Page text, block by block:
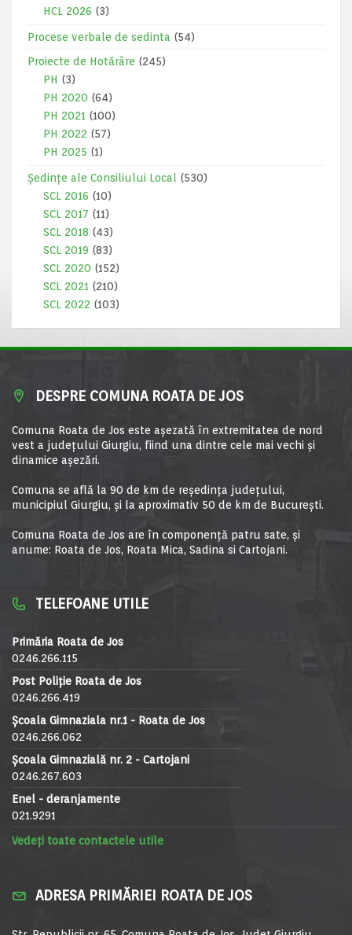
HCL 2026 (3)
Procese verbale de sedinta (54)
Proiecte de Hotărâre (245)
PH (3)
PH 2020 (64)
PH 2021 (100)
PH 2022 (57)
PH 2025 (1)
Ședințe ale Consiliului Local
(530)
SCL 2016 (10)
SCL 2017 (11)
SCL 2018 (43)
SCL 2019 (83)
SCL 2020 (152)
SCL 2021 (210)
SCL 2022 (103)
DESPRE COMUNA ROATA DE JOS
Comuna Roata de Jos este aşezată în extremitatea de nord
vest a judeţului Giurgiu, fiind una dintre cele mai vechi şi
dinamice aşezări.
Comuna se află la 90 de km de reşedinţa judeţului,
municipiul Giurgiu, şi la aproximativ 50 de km de Bucureşti.
Comuna Roata de Jos are în componență patru sate, și
anume: Roata de Jos, Roata Mica, Sadina si Cartojani.
TELEFOANE UTILE
Primăria Roata de Jos
0246.266.115
Post Poliție Roata de Jos
0246.266.419
Școala Gimnaziala nr.1 - Roata de Jos
0246.266.062
Școala Gimnazială nr. 2 - Cartojani
0246.267.603
Enel - deranjamente
021.9291
Vedeți toate contactele utile
ADRESA PRIMĂRIEI ROATA DE JOS